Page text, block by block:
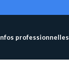
professionnelles